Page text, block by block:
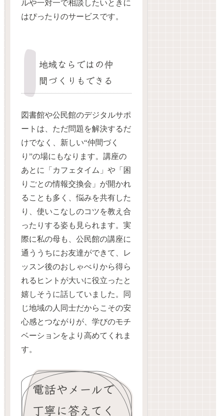
ルや一対一で相談したいときに
はぴったりのサービスです。
地域ならではの仲
間づくりもできる
図書館や公民館のデジタルサポ
ートは、ただ問題を解決するだ
けでなく、新しい“仲間づく
り”の場にもなります。講座の
あとに「カフェタイム」や「困
りごとの情報交換会」が開かれ
ることも多く、悩みを共有した
り、使いこなしのコツを教え合
ったりする姿も見られます。実
際に私の母も、公民館の講座に
通ううちにお友達ができて、レ
ッスン後のおしゃべりから得ら
れるヒントが大いに役立ったと
嬉しそうに話していました。同
じ地域の人同士だからこその安
心感とつながりが、学びのモチ
ベーションをより高めてくれま
す。
電話やメールで
丁寧に答えてく